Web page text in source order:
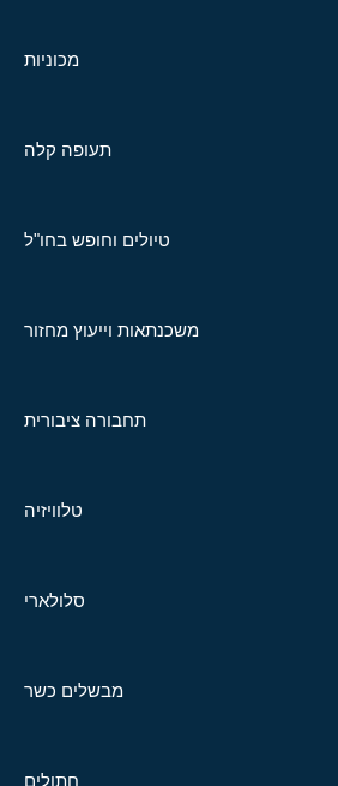
מכוניות
תעופה קלה
טיולים וחופש בחו"ל
משכנתאות וייעוץ מחזור
תחבורה ציבורית
טלוויזיה
סלולארי
מבשלים כשר
חתולים